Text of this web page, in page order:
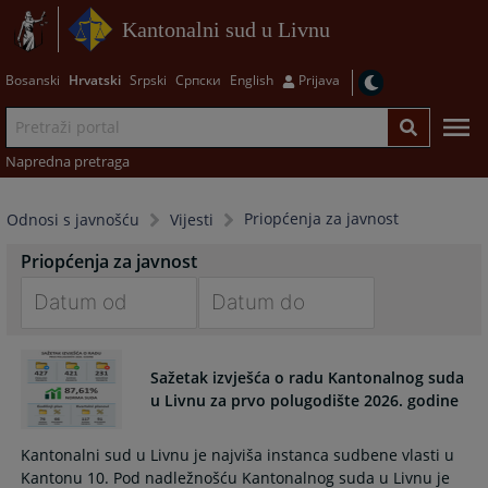
Kantonalni sud u Livnu
Bosanski Hrvatski Srpski Српски English Prijava
Napredna pretraga
Odnosi s javnošću Vijesti Priopćenja za javnost
Priopćenja za javnost
forward
to
interact
with
the
calendar
to
interact
the
calendar
Sažetak izvješća o radu Kantonalnog suda
u Livnu za prvo polugodište 2026. godine
Kantonalni sud u Livnu je najviša instanca sudbene vlasti u
Kantonu 10. Pod nadležnošću Kantonalnog suda u Livnu je